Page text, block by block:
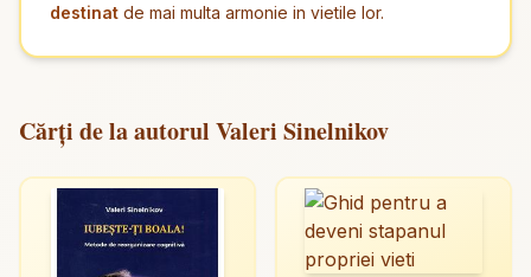
destinat de mai multa armonie in vietile lor.
Cărți de la autorul Valeri Sinelnikov